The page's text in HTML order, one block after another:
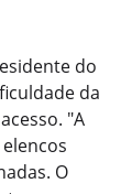
do
da
"A
O